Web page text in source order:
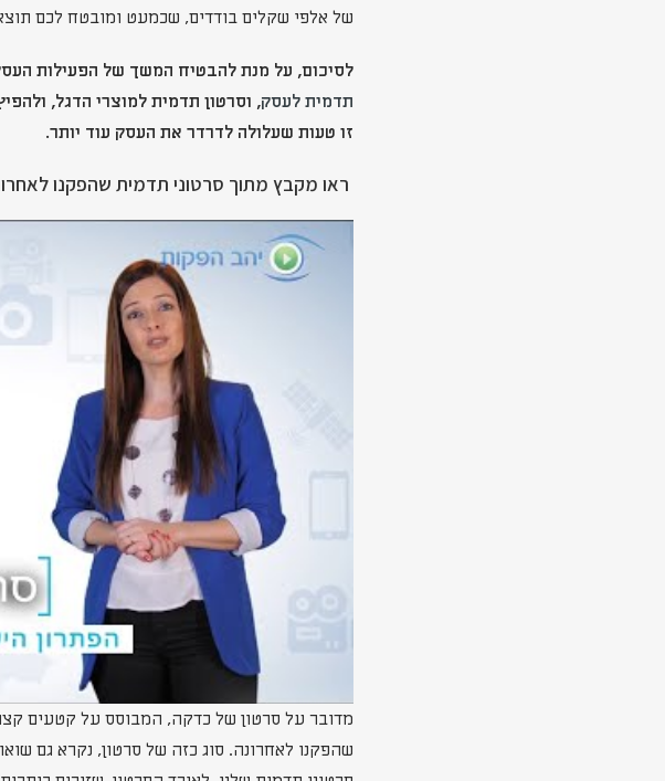
של אלפי שקלים בודדים, שכמעט ומובטח לכם
לסיכום, על מנת להבטיח המשך של הפעילות
תדמית לעסק, וסרטון תדמית למוצרי הדגל,
זו טעות שעלולה לדרדר את העסק עוד יותר.
ראו מקבץ מתוך סרטוני תדמית שהפקנו
מדובר על סרטון של כדקה, המבוסס על קטעים